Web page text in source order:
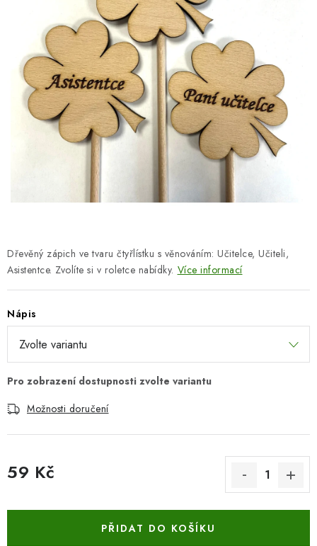
DŘEVĚNÉ DEKORACE
SEZÓNNÍ DEKORACE
DÁRKY Z LÁSKY
NOVINKY
🔥 AKCE A SLEVY
TIPY NA VÁNOČNÍ DÁRKY
Náš příběh
Kontakty
Velkoobchodní spolupráce
Zakázková výroba
Spolupracujeme Blog
Dřevěný zápich ve tvaru čtyřlístku s věnováním: Učitelce, Učiteli,
Asistentce. Zvolíte si v roletce nabídky. Více informací
Nápis
Možnosti doručení
59 Kč
PŘIDAT DO KOŠÍKU